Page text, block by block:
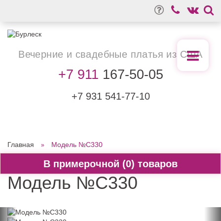
0
Вечерние и свадебные платья из США
+7 911 167-50-05
+7 931 541-77-10
Главная Модель №C330
Модель №C330